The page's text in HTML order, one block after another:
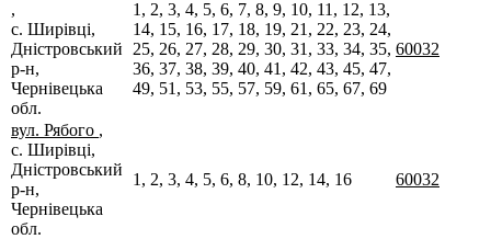
,
с. Ширівці,
Дністровський
р-н,
Чернівецька
обл.
1, 2, 3, 4, 5, 6, 7, 8, 9, 10, 11, 12, 13,
14, 15, 16, 17, 18, 19, 21, 22, 23, 24,
25, 26, 27, 28, 29, 30, 31, 33, 34, 35,
36, 37, 38, 39, 40, 41, 42, 43, 45, 47,
49, 51, 53, 55, 57, 59, 61, 65, 67, 69
60032
вул. Рябого ,
с. Ширівці,
Дністровський
р-н,
Чернівецька
обл.
1, 2, 3, 4, 5, 6, 8, 10, 12, 14, 16 60032